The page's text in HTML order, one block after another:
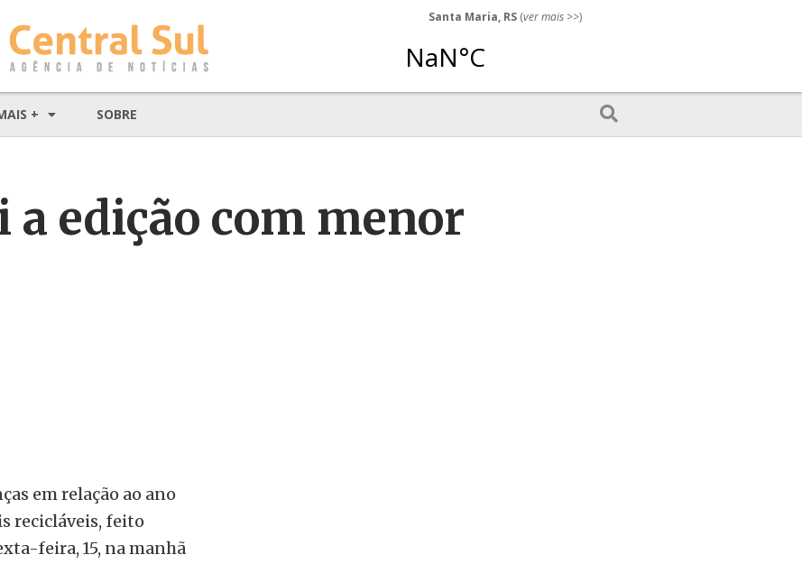
Santa Maria, RS (ver mais >>)
+ SOBRE
a edição com menor
em relação ao ano
recicláveis, feito
feira, 15, na manhã